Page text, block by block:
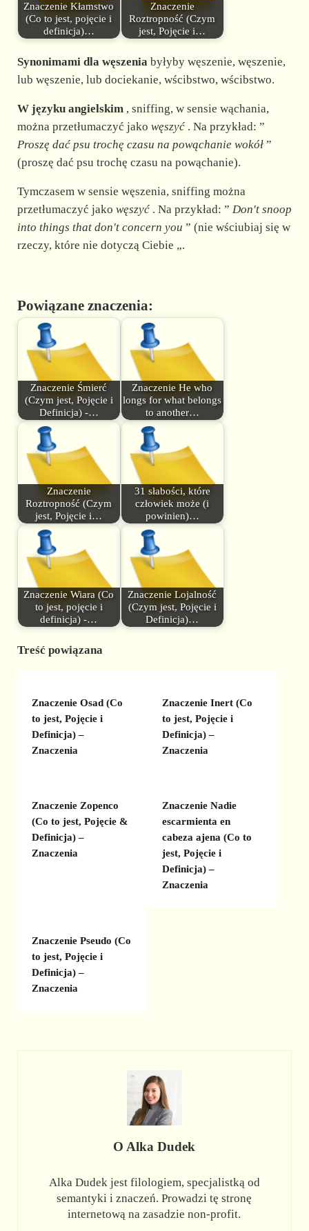
Znaczenie Kłamstwo
(Co to jest, pojęcie i
definicja)…
Znaczenie
Roztropność (Czym
jest, Pojęcie i…
Synonimami dla węszeniabyłyby węszenie, węszenie,
lub węszenie, lub dociekanie, wścibstwo, wścibstwo.
W języku angielskim, sniffing, w sensie wąchania,
można przetłumaczyć jako węszyć. Na przykład: ”
Proszę dać psu trochę czasu na powąchanie wokół”
(proszę dać psu trochę czasu na powąchanie).
Tymczasem w sensie węszenia, sniffing można
przetłumaczyć jako węszyć. Na przykład: ” Don't snoop
into things that don't concern you ” (nie wściubiaj się w
rzeczy, które nie dotyczą Ciebie „.
Powiązane znaczenia:
Znaczenie Śmierć
(Czym jest, Pojęcie i
Definicja) -…
Znaczenie He who
longs for what belongs
to another…
Znaczenie
Roztropność (Czym
jest, Pojęcie i…
31 słabości, które
człowiek może (i
powinien)…
Znaczenie Wiara (Co
to jest, pojęcie i
definicja) -…
Znaczenie Lojalność
(Czym jest, Pojęcie i
Definicja)…
Treść powiązana
Znaczenie Osad (Co
to jest, Pojęcie i
Definicja) –
Znaczenia
Znaczenie Inert (Co
to jest, Pojęcie i
Definicja) –
Znaczenia
Znaczenie Zopenco
(Co to jest, Pojęcie &
Definicja) –
Znaczenia
Znaczenie Nadie
escarmienta en
cabeza ajena (Co to
jest, Pojęcie i
Definicja) –
Znaczenia
Znaczenie Pseudo (Co
to jest, Pojęcie i
Definicja) –
Znaczenia
OAlka Dudek
Alka Dudek jest filologiem, specjalistką od
semantyki i znaczeń. Prowadzi tę stronę
internetową na zasadzie non-profit.